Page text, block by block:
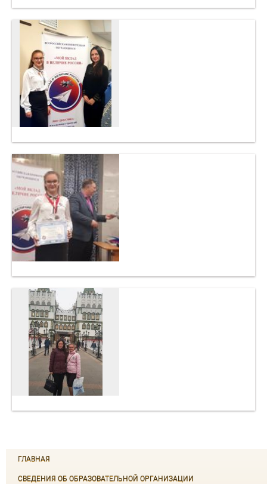
ГЛАВНАЯ
СВЕДЕНИЯ ОБ ОБРАЗОВАТЕЛЬНОЙ ОРГАНИЗАЦИИ